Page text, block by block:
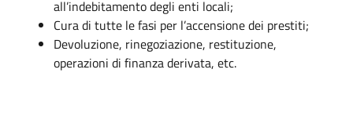
all’indebitamento degli enti locali;
Cura di tutte le fasi per l’accensione dei prestiti;
Devoluzione, rinegoziazione, restituzione,
operazioni di finanza derivata, etc.